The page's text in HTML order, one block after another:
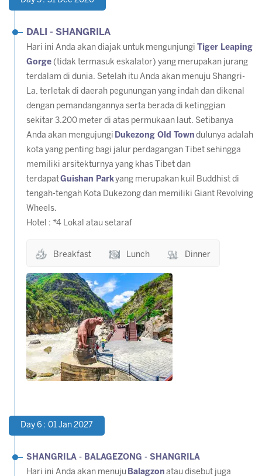
DALI - SHANGRILA
Hari ini Anda akan diajak untuk mengunjungi
Tiger Leaping
Gorge (tidak termasuk eskalator) yang merupakan jurang
terdalam di dunia. Setelah itu Anda akan menuju Shangri-
La, terletak di daerah pegunungan yang indah dan dikenal
dengan pemandangannya serta berada di ketinggian
sekitar 3.200 meter di atas permukaan laut. Setibanya
Anda akan mengujungi Dukezong Old Town dulunya adalah
kota yang penting bagi jalur perdagangan Tibet sehingga
memiliki arsitekturnya yang khas Tibet dan
terdapatGuishan Parkyang merupakan kuil Buddhist di
tengah-tengah Kota Dukezong dan memiliki Giant Revolving
Wheels.
Hotel : *4 Lokal atau setaraf
Breakfast Lunch Dinner
Day 6 : 01 Jan 2027
SHANGRILA - BALAGEZONG - SHANGRILA
Hari ini Anda akan menuju Balagzon atau disebut juga